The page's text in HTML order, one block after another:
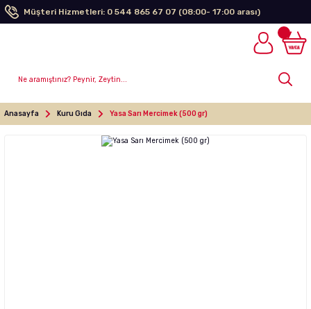
Müşteri Hizmetleri: 0 544 865 67 07 (08:00- 17:00 arası)
Anasayfa Kuru Gıda Yasa Sarı Mercimek (500 gr)